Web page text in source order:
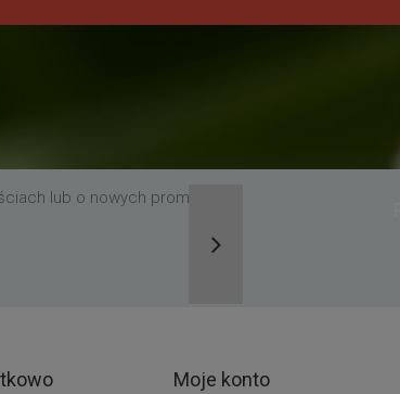
lub o nowych promocjach,
Moje konto